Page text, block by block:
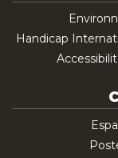
Handicap